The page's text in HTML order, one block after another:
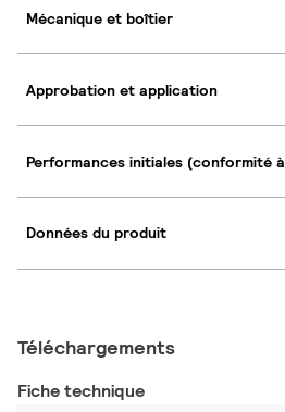
Mécanique et boîtier
Approbation et application
Performances initiales (conformité
Données du produit
Téléchargements
Fiche technique